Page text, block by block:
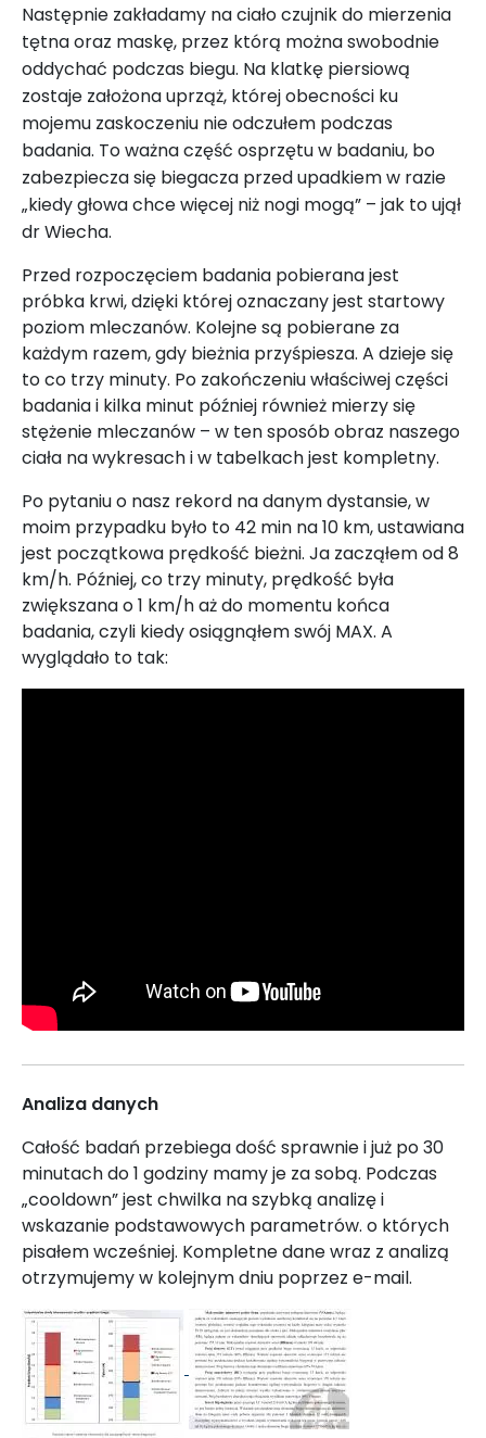
Następnie zakładamy na ciało czujnik do mierzenia
tętna oraz maskę, przez którą można swobodnie
oddychać podczas biegu. Na klatkę piersiową
zostaje założona uprząż, której obecności ku
mojemu zaskoczeniu nie odczułem podczas
badania. To ważna część osprzętu w badaniu, bo
zabezpiecza się biegacza przed upadkiem w razie
„kiedy głowa chce więcej niż nogi mogą” – jak to ujął
dr Wiecha.
Przed rozpoczęciem badania pobierana jest
próbka krwi, dzięki której oznaczany jest startowy
poziom mleczanów. Kolejne są pobierane za
każdym razem, gdy bieżnia przyśpiesza. A dzieje się
to co trzy minuty. Po zakończeniu właściwej części
badania i kilka minut później również mierzy się
stężenie mleczanów – w ten sposób obraz naszego
ciała na wykresach i w tabelkach jest kompletny.
Po pytaniu o nasz rekord na danym dystansie, w
moim przypadku było to 42 min na 10 km, ustawiana
jest początkowa prędkość bieżni. Ja zacząłem od 8
km/h. Później, co trzy minuty, prędkość była
zwiększana o 1 km/h aż do momentu końca
badania, czyli kiedy osiągnąłem swój MAX. A
wyglądało to tak:
Analiza danych
Całość badań przebiega dość sprawnie i już po 30
minutach do 1 godziny mamy je za sobą. Podczas
„cooldown” jest chwilka na szybką analizę i
wskazanie podstawowych parametrów. o których
pisałem wcześniej. Kompletne dane wraz z analizą
otrzymujemy w kolejnym dniu poprzez e-mail.